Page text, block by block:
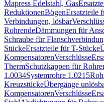
Mapress Edelstahl, Gas
ReduktionenBögenErsatzteile
Verbindungen, lösbar
RohrendeDämmungen für
Schraube für
StückeErsatzteile für T-Stücke
KompensatorenVerschlüsse
ThermSchutzkappen für
1.0034Systemrohre 1.0215
KreuzstückeÜbergänge
KompensatorenVerschlüsse